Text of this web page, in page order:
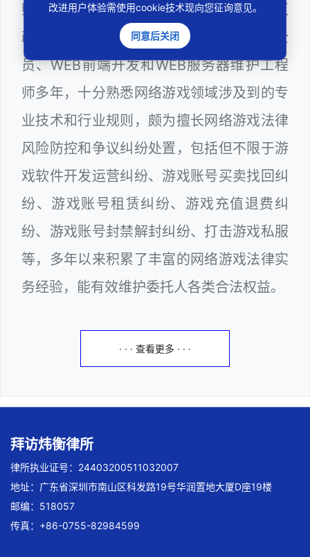
购评审专家（法律类），曾担任深圳市某区
政府系统公职律师、计算机信息网络安全
员、WEB前端开发和WEB服务器维护工程
师多年，十分熟悉网络游戏领域涉及到的专
业技术和行业规则，颇为擅长网络游戏法律
风险防控和争议纠纷处置，包括但不限于游
戏软件开发运营纠纷、游戏账号买卖找回纠
纷、游戏账号租赁纠纷、游戏充值退费纠
纷、游戏账号封禁解封纠纷、打击游戏私服
等，多年以来积累了丰富的网络游戏法律实
务经验，能有效维护委托人各类合法权益。
· · · 查看更多 · · ·
拜访炜衡律所
律所执业证号：24403200511032007
地址：广东省深圳市南山区科发路19号华润置地大厦D座19楼
邮编：518057
传真：+86-0755-82984599
改进用户体验需使用cookie技术现向您征询意见。
同意后关闭